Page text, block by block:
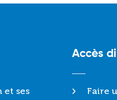
et ses
Accès
Faire